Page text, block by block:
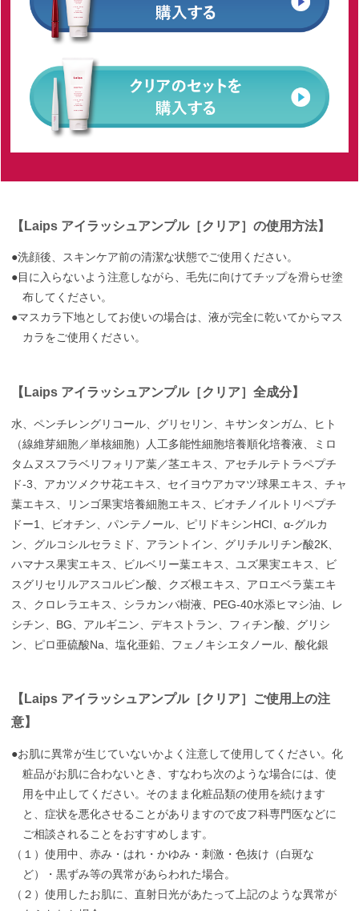
【Laips アイラッシュアンプル［クリア］の使用方法】
●洗顔後、スキンケア前の清潔な状態でご使用ください。
●目に入らないよう注意しながら、毛先に向けてチップを滑らせ塗
布してください。
●マスカラ下地としてお使いの場合は、液が完全に乾いてからマス
カラをご使用ください。
【Laips アイラッシュアンプル［クリア］全成分】
水、ペンチレングリコール、グリセリン、キサンタンガム、ヒト
（線維芽細胞／単核細胞）人工多能性細胞培養順化培養液、ミロ
タムヌスフラベリフォリア葉／茎エキス、アセチルテトラペプチ
ド-3、アカツメクサ花エキス、セイヨウアカマツ球果エキス、チャ
葉エキス、リンゴ果実培養細胞エキス、ビオチノイルトリペプチ
ドー1、ビオチン、パンテノール、ピリドキシンHCI、α-グルカ
ン、グルコシルセラミド、アラントイン、グリチルリチン酸2K、
ハマナス果実エキス、ビルベリー葉エキス、ユズ果実エキス、ビ
スグリセリルアスコルビン酸、クズ根エキス、アロエベラ葉エキ
ス、クロレラエキス、シラカンバ樹液、PEG-40水添ヒマシ油、レ
シチン、BG、アルギニン、デキストラン、フィチン酸、グリシ
ン、ピロ亜硫酸Na、塩化亜鉛、フェノキシエタノール、酸化銀
【Laips アイラッシュアンプル［クリア］ご使用上の注
意】
●お肌に異常が生じていないかよく注意して使用してください。化
粧品がお肌に合わないとき、すなわち次のような場合には、使
用を中止してください。そのまま化粧品類の使用を続けます
と、症状を悪化させることがありますので皮フ科専門医などに
ご相談されることをおすすめします。
（１）使用中、赤み・はれ・かゆみ・刺激・色抜け（白斑な
ど）・黒ずみ等の異常があらわれた場合。
（２）使用したお肌に、直射日光があたって上記のような異常が